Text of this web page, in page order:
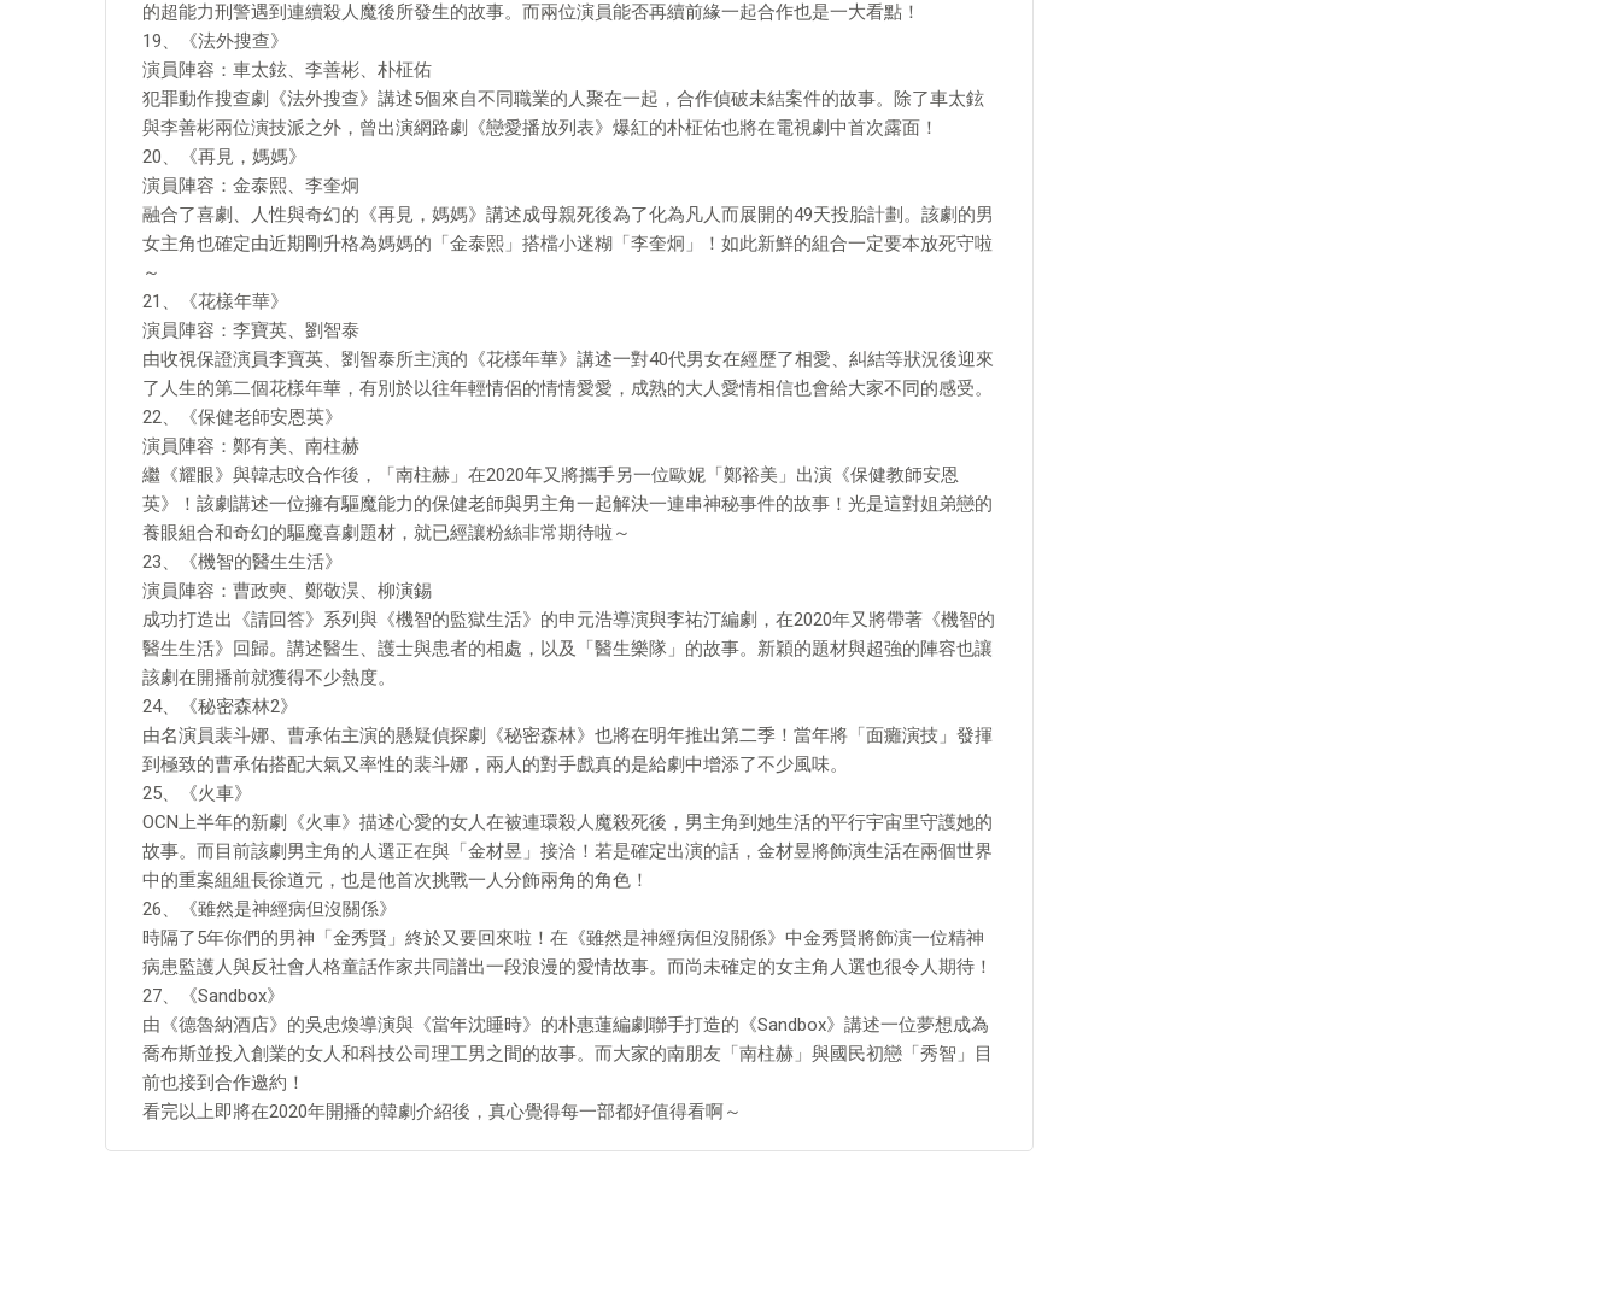
的超能力刑警遇到連續殺人魔後所發生的故事。而兩位演員能否再續前緣一起合作也是一大看點！
19、《法外搜查》
演員陣容：車太鉉、李善彬、朴柾佑
犯罪動作搜查劇《法外搜查》講述5個來自不同職業的人聚在一起，合作偵破未結案件的故事。除了車太鉉
與李善彬兩位演技派之外，曾出演網路劇《戀愛播放列表》爆紅的朴柾佑也將在電視劇中首次露面！
20、《再見，媽媽》
演員陣容：金泰熙、李奎炯
融合了喜劇、人性與奇幻的《再見，媽媽》講述成母親死後為了化為凡人而展開的49天投胎計劃。該劇的男
女主角也確定由近期剛升格為媽媽的「金泰熙」搭檔小迷糊「李奎炯」！如此新鮮的組合一定要本放死守啦
～
21、《花樣年華》
演員陣容：李寶英、劉智泰
由收視保證演員李寶英、劉智泰所主演的《花樣年華》講述一對40代男女在經歷了相愛、糾結等狀況後迎來
了人生的第二個花樣年華，有別於以往年輕情侶的情情愛愛，成熟的大人愛情相信也會給大家不同的感受。
22、《保健老師安恩英》
演員陣容：鄭有美、南柱赫
繼《耀眼》與韓志旼合作後，「南柱赫」在2020年又將攜手另一位歐妮「鄭裕美」出演《保健教師安恩
英》！該劇講述一位擁有驅魔能力的保健老師與男主角一起解決一連串神秘事件的故事！光是這對姐弟戀的
養眼組合和奇幻的驅魔喜劇題材，就已經讓粉絲非常期待啦～
23、《機智的醫生生活》
演員陣容：曹政奭、鄭敬淏、柳演錫
成功打造出《請回答》系列與《機智的監獄生活》的申元浩導演與李祐汀編劇，在2020年又將帶著《機智的
醫生生活》回歸。講述醫生、護士與患者的相處，以及「醫生樂隊」的故事。新穎的題材與超強的陣容也讓
該劇在開播前就獲得不少熱度。
24、《秘密森林2》
由名演員裴斗娜、曹承佑主演的懸疑偵探劇《秘密森林》也將在明年推出第二季！當年將「面癱演技」發揮
到極致的曹承佑搭配大氣又率性的裴斗娜，兩人的對手戲真的是給劇中增添了不少風味。
25、《火車》
OCN上半年的新劇《火車》描述心愛的女人在被連環殺人魔殺死後，男主角到她生活的平行宇宙里守護她的
故事。而目前該劇男主角的人選正在與「金材昱」接洽！若是確定出演的話，金材昱將飾演生活在兩個世界
中的重案組組長徐道元，也是他首次挑戰一人分飾兩角的角色！
26、《雖然是神經病但沒關係》
時隔了5年你們的男神「金秀賢」終於又要回來啦！在《雖然是神經病但沒關係》中金秀賢將飾演一位精神
病患監護人與反社會人格童話作家共同譜出一段浪漫的愛情故事。而尚未確定的女主角人選也很令人期待！
27、《Sandbox》
由《德魯納酒店》的吳忠煥導演與《當年沈睡時》的朴惠蓮編劇聯手打造的《Sandbox》講述一位夢想成為
喬布斯並投入創業的女人和科技公司理工男之間的故事。而大家的南朋友「南柱赫」與國民初戀「秀智」目
前也接到合作邀約！
看完以上即將在2020年開播的韓劇介紹後，真心覺得每一部都好值得看啊～